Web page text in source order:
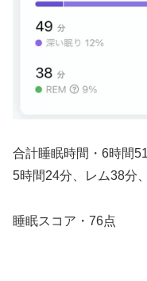
合計睡眠時間・6時間
5時間24分、レム38分
睡眠スコア・76点